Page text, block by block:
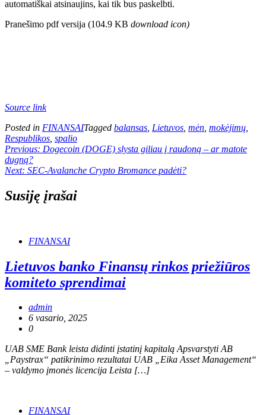
automatiškai atsinaujins, kai tik bus paskelbti.
Pranešimo pdf versija (104.9 KB download icon)
Source link
Posted in FINANSAITagged balansas Lietuvos mėn mokėjimų
Respublikos spalio
Navigacija
tarp
Previous: Dogecoin (DOGE) slysta giliau į raudoną – ar matote
dugną?
Next: SEC-Avalanche Crypto Bromance padėti?
Susiję įrašai
FINANSAI
Lietuvos banko Finansų rinkos priežiūros
komiteto sprendimai
admin
6 vasario, 2025
0
UAB SME Bank leista didinti įstatinį kapitalą Apsvarstyti AB
„Paystrax“ patikrinimo rezultatai UAB „Eika Asset Management“
– valdymo įmonės licencija Leista […]
FINANSAI